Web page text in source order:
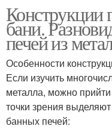
Конструкции
бани.
печей из
Особенности
Если изучить
металла, можно прийти
точки зрения
банных печей: